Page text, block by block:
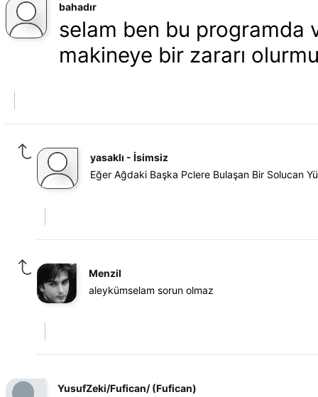
bahadır
selam ben bu programda
makineye bir zararı
yasaklı - İsimsiz
Eğer Ağdaki Başka Pclere Bulaşan Bir Solucan
Menzil
aleykümselam sorun olmaz
YusufZeki/Fufican/ (Fufican)